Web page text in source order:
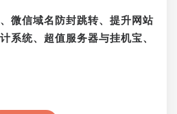
微信域名防封跳转、提升网站
系统、超值服务器与挂机宝、